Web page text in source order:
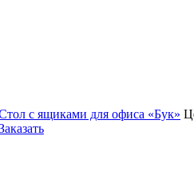
с ящиками для офиса «Бук»